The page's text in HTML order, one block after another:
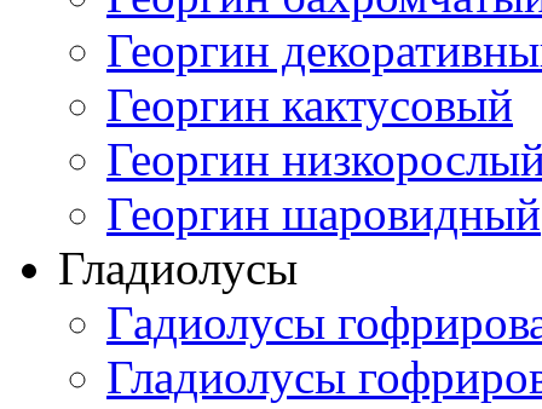
Георгин
Георгин кактусовый
Георгин
Георгин шаровидный
Гладиолусы
Гадиолусы
Гладиолусы